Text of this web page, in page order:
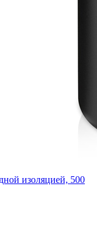
изоляцией, 500